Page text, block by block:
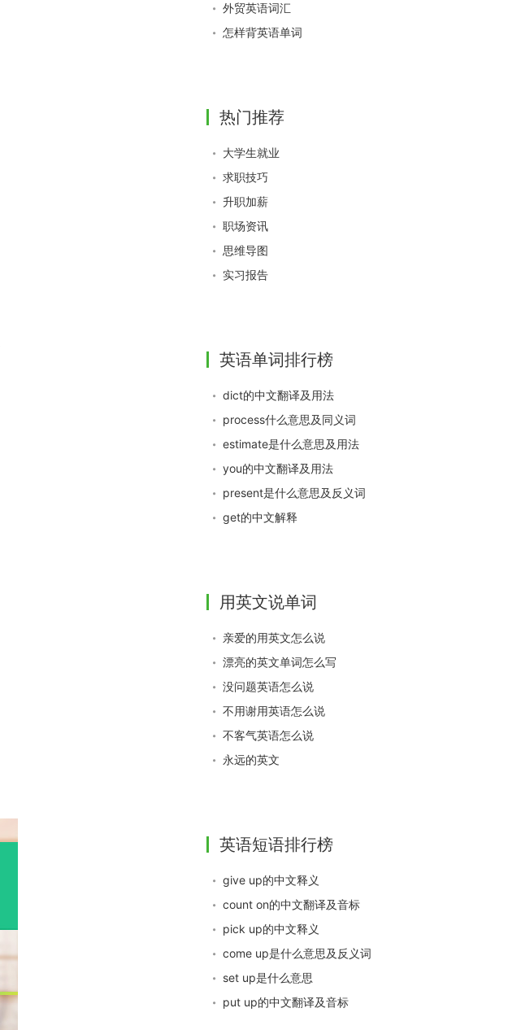
外贸英语词汇
怎样背英语单词
热门推荐
大学生就业
求职技巧
升职加薪
职场资讯
思维导图
实习报告
英语单词排行榜
dict的中文翻译及用法
process什么意思及同义词
estimate是什么意思及用法
you的中文翻译及用法
present是什么意思及反义词
get的中文解释
用英文说单词
亲爱的用英文怎么说
漂亮的英文单词怎么写
没问题英语怎么说
不用谢用英语怎么说
不客气英语怎么说
永远的英文
英语短语排行榜
give up的中文释义
count on的中文翻译及音标
pick up的中文释义
come up是什么意思及反义词
set up是什么意思
put up的中文翻译及音标